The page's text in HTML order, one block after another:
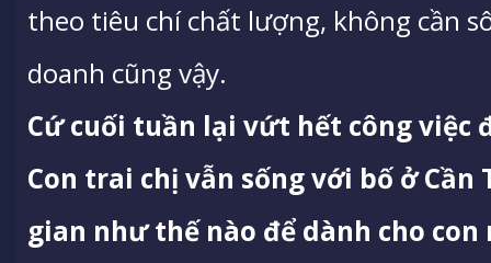
theo tiêu chí chất lượng, không cần
doanh cũng vậy.
Cứ cuối tuần lại vứt hết công việc
Con trai chị vẫn sống với bố ở
gian như thế nào để dành cho con